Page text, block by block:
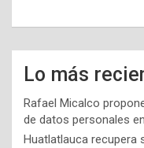
Lo más
Rafael Micalco
de datos personales
Huatlatlauca recupera